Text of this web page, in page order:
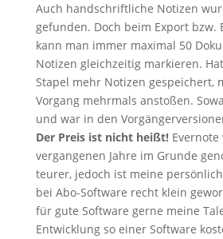
Auch handschriftliche Notizen
gefunden. Doch beim Export bzw.
kann man immer maximal 50
Notizen gleichzeitig markieren.
Stapel mehr Notizen gespeichert,
Vorgang mehrmals anstoßen.
und war in den
Der Preis ist nicht heißt!Evernote
vergangenen Jahre im Grunde
teurer, jedoch ist meine
bei Abo-Software recht klein
für gute Software gerne meine
Entwicklung so einer Software